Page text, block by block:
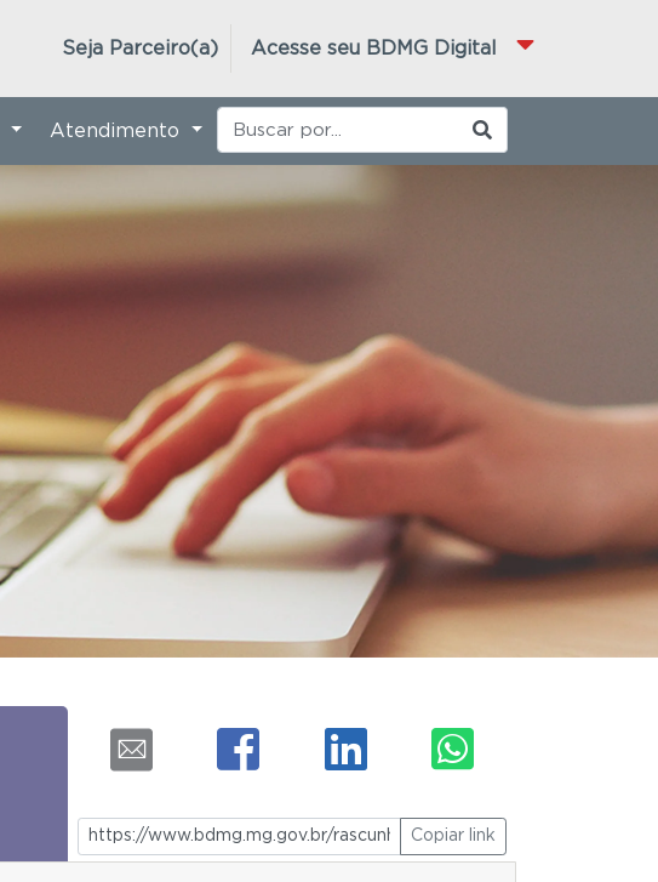
Acesse seu BDMG Digital
Seja Parceiro(a)
Atendimento
Copiar link